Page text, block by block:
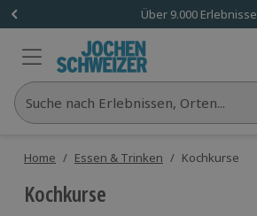
Über 9.000 Erlebnisse
Suche nach Erlebnissen, Orten...
Home / Essen & Trinken / Kochkurse
Kochkurse